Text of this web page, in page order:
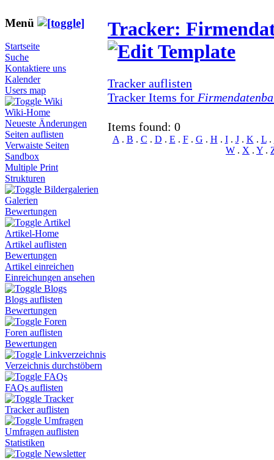
Menü
Startseite
Suche
Kontaktiere uns
Kalender
Users map
Wiki
Wiki-Home
Neueste Änderungen
Seiten auflisten
Verwaiste Seiten
Sandbox
Multiple Print
Strukturen
Bildergalerien
Galerien
Bewertungen
Artikel
Artikel-Home
Artikel auflisten
Bewertungen
Artikel einreichen
Einreichungen ansehen
Blogs
Blogs auflisten
Bewertungen
Foren
Foren auflisten
Bewertungen
Linkverzeichnis
Verzeichnis durchstöbern
FAQs
FAQs auflisten
Tracker
Tracker auflisten
Umfragen
Umfragen auflisten
Statistiken
Newsletter
Tracker:
Tracker auflisten
Tracker Items for
Items found: 0
A . B . C . D . E . F. G . H . I. J. K . L.
W . X . Y .